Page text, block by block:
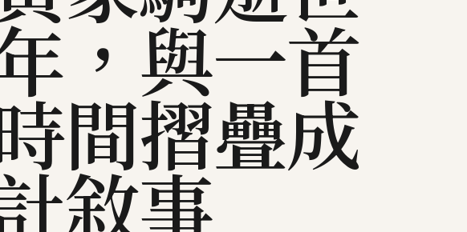
，與一首
間摺疊成
敘事